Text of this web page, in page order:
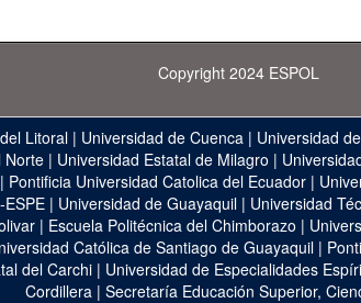
Copyright 2024 ESPOL
Litoral | Universidad de Cuenca | Universidad
Norte| Universidad Estatal de Milagro |
Pontificia Universidad Catolica del Ecuador|
| Universidad de Guayaquil | Universidad
| Escuela Politécnica del Chimborazo |
Católica de Santiago de Guayaquil |
del Carchi | Universidad de Especialidades
Cordillera| Secretaría Educación Superior,